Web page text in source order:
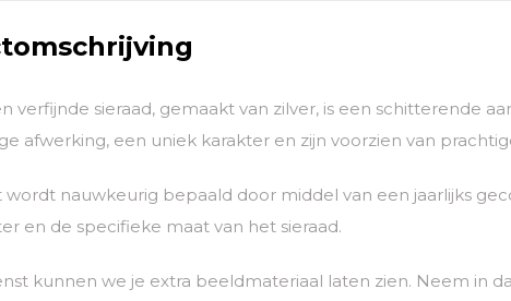
verfijnde sieraad, gemaakt van zilver, is een schitterende
afwerking, een uniek karakter en zijn voorzien van
wordt nauwkeurig bepaald door middel van een jaarlijks
en de specifieke maat van het sieraad.
kunnen we je extra beeldmateriaal laten zien. Neem in